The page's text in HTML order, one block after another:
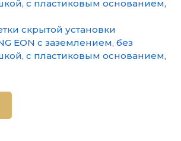
скрытой установки
EON с заземлением, без
с пластиковым основанием,